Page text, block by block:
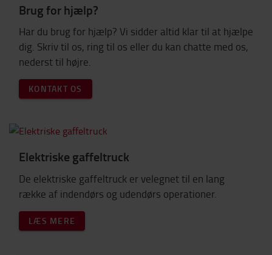
Brug for hjælp?
Har du brug for hjælp? Vi sidder altid klar til at hjælpe
dig. Skriv til os, ring til os eller du kan chatte med os,
nederst til højre.
KONTAKT OS
Elektriske gaffeltruck
De elektriske gaffeltruck er velegnet til en lang
række af indendørs og udendørs operationer.
LÆS MERE